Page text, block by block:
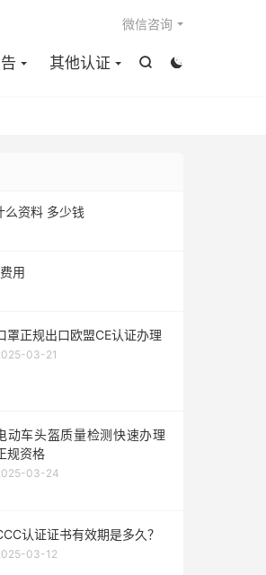


其他认证
微信咨询
么资料 多少钱
用
罩正规出口欧盟CE认证办理
03-21
动车头盔质量检测快速办理
规资格
03-24
认证证书有效期是多久？
03-12